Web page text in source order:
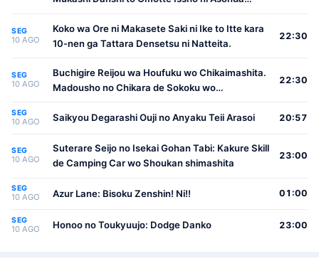
SEG
10 AGO
Koko wa Ore ni Makasete Saki ni Ike to Itte kara
10-nen ga Tattara Densetsu ni Natteita.
22:30
SEG
10 AGO
Buchigire Reijou wa Houfuku wo Chikaimashita.
Madousho no Chikara de Sokoku wo
22:30
SEG
10 AGO Saikyou Degarashi Ouji no Anyaku Teii Arasoi 20:57
SEG
10 AGO
Suterare Seijo no Isekai Gohan Tabi: Kakure Skill
de Camping Car wo Shoukan shimashita
23:00
SEG
10 AGO Azur Lane: Bisoku Zenshin! Ni!! 01:00
SEG
10 AGO Honoo no Toukyuujo: Dodge Danko 23:00